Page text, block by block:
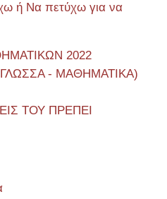
ή Να πετύχω για να
2022
- ΜΑΘΗΜΑΤΙΚΑ)
ΤΟΥ ΠΡΕΠΕΙ